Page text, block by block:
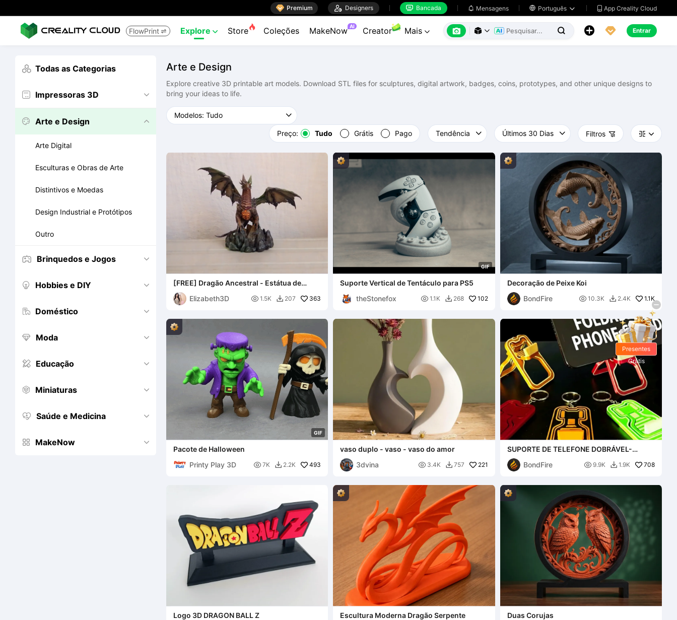
 Premium  Designers  Bancada  Mensagens  Português   App Creality Cloud
FlowPrint  Explore  Store Coleções MakeNow AI Creator Mais        Entrar
 Todas as Categorias
 Impressoras 3D 
 Arte e Design 
Arte Digital
Esculturas e Obras de Arte
Distintivos e Moedas
Design Industrial e Protótipos
Outro
 Brinquedos e Jogos 
 Hobbies e DIY 
 Doméstico 
 Moda 
 Educação 
 Miniaturas 
 Saúde e Medicina 
 MakeNow 
Arte e Design
Explore creative 3D printable art models. Download STL files for sculptures, digital artwork, badges, coins, prototypes, and other unique designs to
bring your ideas to life.
Preço: Tudo Grátis Pago Filtros   
[FREE] Dragão Ancestral - Estátua de
Dragão Altamente Detalhada
Elizabeth3D
 1.5K  207 363
GIF
Suporte Vertical de Tentáculo para PS5
theStonefox
 1.1K  268 102
Decoração de Peixe Koi
BondFire
 10.3K  2.4K 1.1K
GIF
Pacote de Halloween
Printy Play 3D
 7K  2.2K 493
vaso duplo - vaso - vaso do amor
3dvina
 3.4K  757 221
SUPORTE DE TELEFONE DOBRÁVEL-
CHAVEIRO
BondFire
 9.9K  1.9K 708
Logo 3D DRAGON BALL Z
Escultura Moderna Dragão Serpente
Duas Corujas
Presentes
Grátis